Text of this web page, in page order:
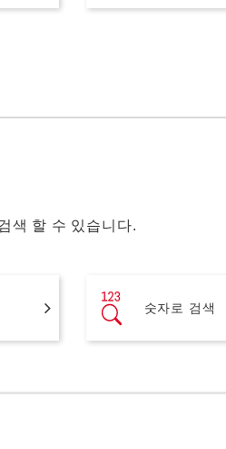
색 할 수 있습니다.
숫자로 검색